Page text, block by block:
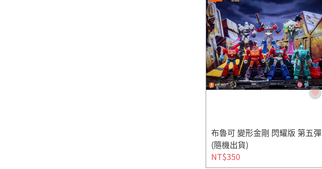
布魯可 變形金剛 閃耀版 第五彈
(隨機出貨)
NT$350